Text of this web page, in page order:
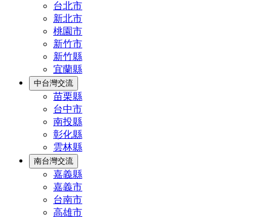
台北市
新北市
桃園市
新竹市
新竹縣
宜蘭縣
中台灣交流
苗栗縣
台中市
南投縣
彰化縣
雲林縣
南台灣交流
嘉義縣
嘉義市
台南市
高雄市